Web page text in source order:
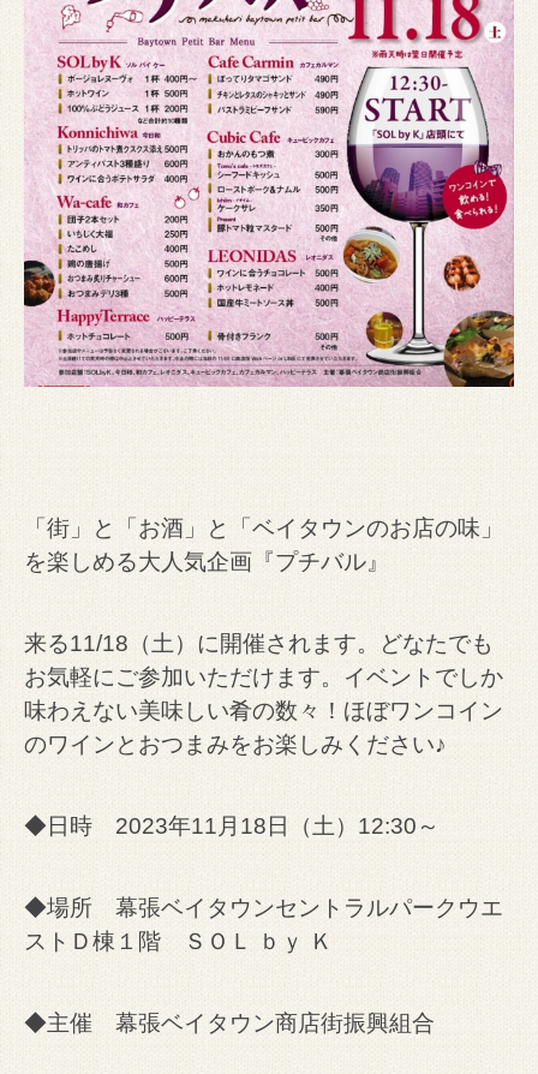
「街」と「お酒」と「ベイタウンのお店の味」
を楽しめる大人気企画『プチバル』
来る11/18（土）に開催されます。どなたでも
お気軽にご参加いただけます。イベントでしか
味わえない美味しい肴の数々！ほぼワンコイン
のワインとおつまみをお楽しみください♪
◆日時 2023年11月18日（土）12:30～
◆場所 幕張ベイタウンセントラルパークウエ
ストＤ棟１階 ＳＯＬ ｂｙ Ｋ
◆主催 幕張ベイタウン商店街振興組合